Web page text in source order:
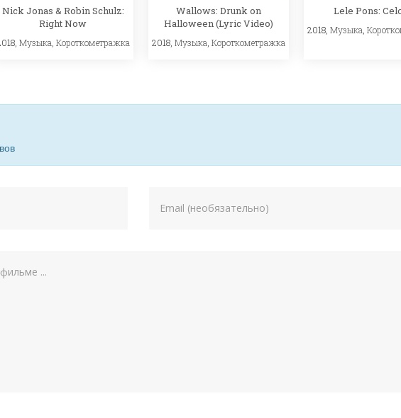
Nick Jonas & Robin Schulz:
Right Now
Музыка, Короткометражка
Wallows: Drunk on
Halloween (Lyric Video)
2018, Музыка, Короткометражка
Lele Pons:
2018, Музыка,